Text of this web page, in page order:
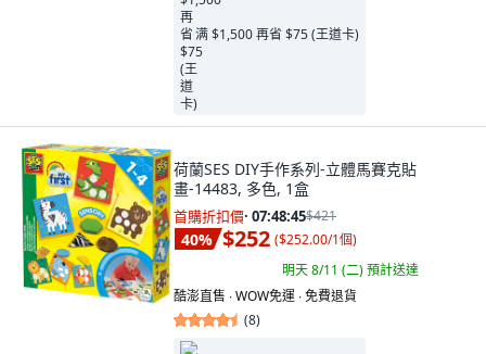
满 $1,500 再省 $75 (王道卡)
荷蘭SES DIY手作系列-立體馬賽克貼
畫-14483, 多色, 1盒
首購折扣價· 07:48:44$421
40% $252 ($252.00/1個)
明天 8/11 (二)預計送達
酷澎直售 ∙ WOW免運 ∙ 免費退貨
(8)